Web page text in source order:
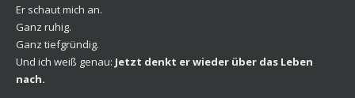
Er schaut mich an.
Ganz ruhig.
Ganz tiefgründig.
Und ich weiß genau: Jetzt denkt er wieder über das Leben
nach.